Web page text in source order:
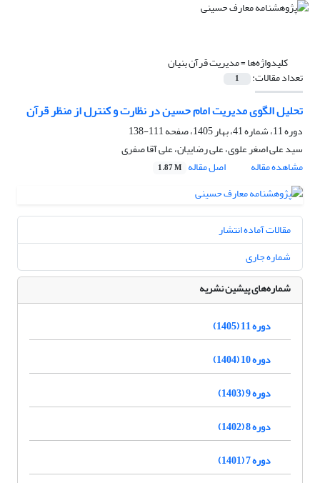
کلیدواژه‌ها =مدیریت قرآن بنیان
تعداد مقالات: 1
تحلیل الگوی مدیریت امام حسین در نظارت و کنترل از منظر قرآن
دوره 11، شماره 41، بهار 1405، صفحه
111-138
سید علی اصغر علوی، علی رضاییان، علی آقا صفری
مشاهده مقاله
اصل مقاله 1.87 M
مقالات آماده انتشار
شماره جاری
شماره‌های پیشین نشریه
دوره 11 (1405)
دوره 10 (1404)
دوره 9 (1403)
دوره 8 (1402)
دوره 7 (1401)